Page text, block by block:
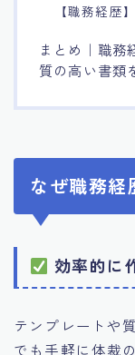
【職務経歴】
まとめ｜職務
質の高い書類
なぜ職務経
効率的に
テンプレートや
でも手軽に体裁